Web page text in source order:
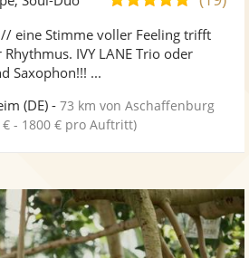
Fotos
5
// eine Stimme voller Feeling trifft
IVY LANE Trio oder
Saxophon!!! ...
(DE) -73 km von Aschaffenburg
€ - 1800 € pro Auftritt)